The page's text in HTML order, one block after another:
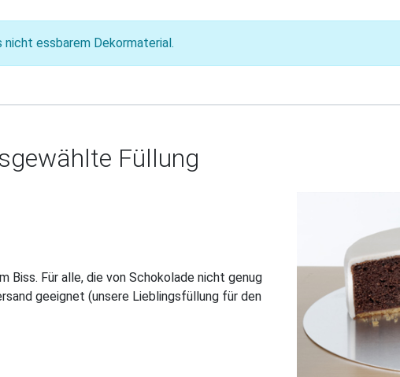
essbarem Dekormaterial.
Füllung
Biss. Für alle, die von Schokolade nicht genug
geeignet (unsere Lieblingsfüllung für den